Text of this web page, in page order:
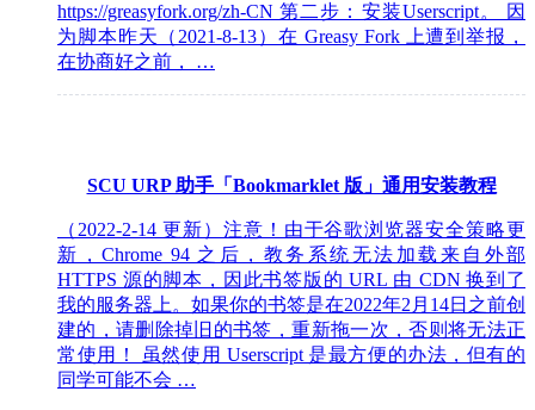
https://greasyfork.org/zh-CN 第二步：安装Userscript。 因
为脚本昨天（2021-8-13）在 Greasy Fork 上遭到举报，
在协商好之前， …
SCU URP 助手「Bookmarklet 版」通用安装教程
（2022-2-14 更新）注意！由于谷歌浏览器安全策略更
新，Chrome 94 之后，教务系统无法加载来自外部
HTTPS 源的脚本，因此书签版的 URL 由 CDN 换到了
我的服务器上。如果你的书签是在2022年2月14日之前创
建的，请删除掉旧的书签，重新拖一次，否则将无法正
常使用！ 虽然使用 Userscript 是最方便的办法，但有的
同学可能不会 …